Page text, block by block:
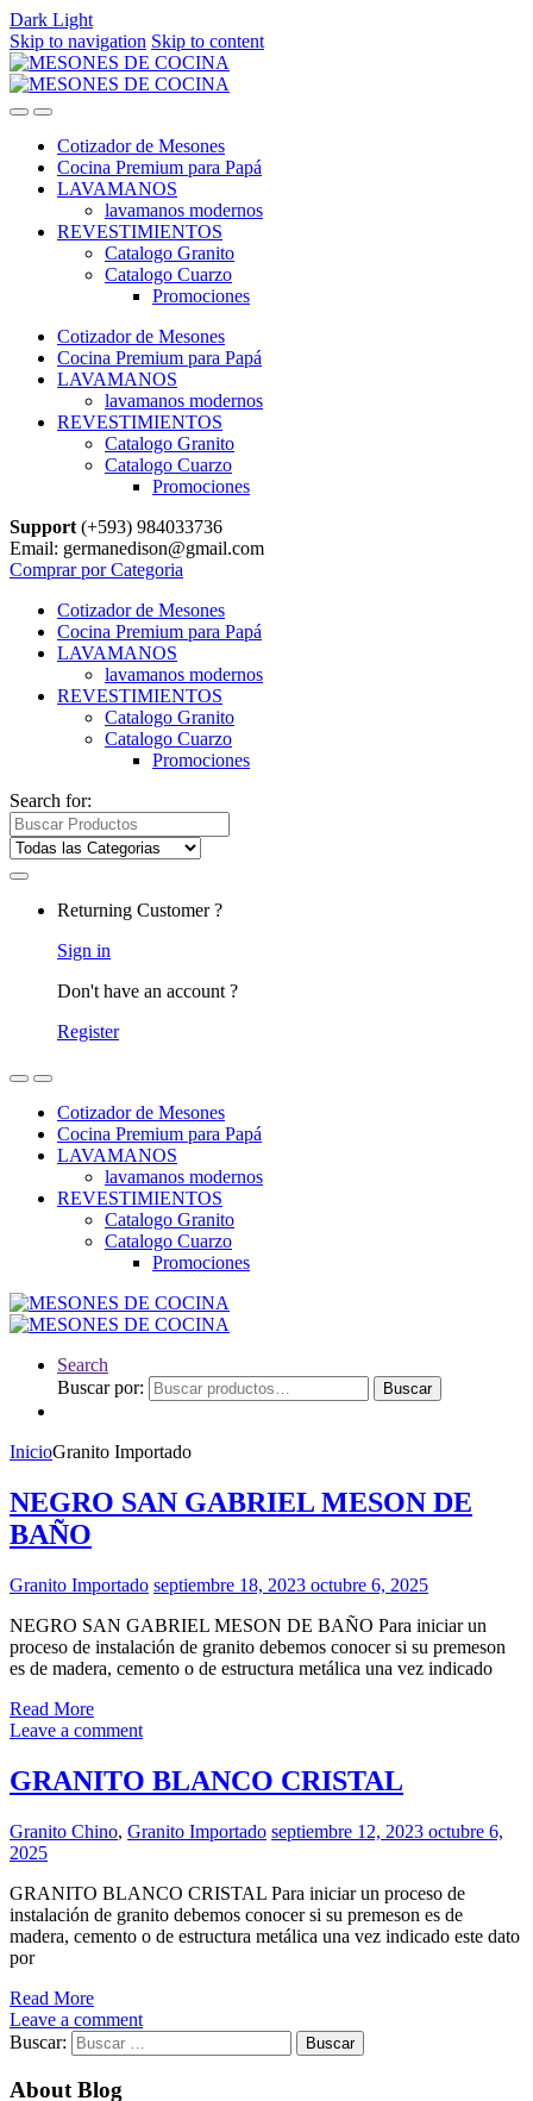
Dark Light
Skip to navigation Skip to content
Cotizador de Mesones
Cocina Premium para Papá
LAVAMANOS
lavamanos modernos
REVESTIMIENTOS
Catalogo Granito
Catalogo Cuarzo
Promociones
Cotizador de Mesones
Cocina Premium para Papá
LAVAMANOS
lavamanos modernos
REVESTIMIENTOS
Catalogo Granito
Catalogo Cuarzo
Promociones
Support (+593) 984033736
Email: germanedison@gmail.com
Comprar por Categoria
Cotizador de Mesones
Cocina Premium para Papá
LAVAMANOS
lavamanos modernos
REVESTIMIENTOS
Catalogo Granito
Catalogo Cuarzo
Promociones
Search for:
Returning Customer ?
Sign in
Don't have an account ?
Register
Cotizador de Mesones
Cocina Premium para Papá
LAVAMANOS
lavamanos modernos
REVESTIMIENTOS
Catalogo Granito
Catalogo Cuarzo
Promociones
Search
Buscar por:
Buscar
InicioGranito Importado
NEGRO SAN GABRIEL MESON DE
BAÑO
Granito Importado septiembre 18, 2023 octubre 6, 2025
NEGRO SAN GABRIEL MESON DE BAÑO Para iniciar un
proceso de instalación de granito debemos conocer si su premeson
es de madera, cemento o de estructura metálica una vez indicado
Read More
Leave a comment
GRANITO BLANCO CRISTAL
Granito Chino, Granito Importado septiembre 12, 2023 octubre 6,
2025
GRANITO BLANCO CRISTAL Para iniciar un proceso de
instalación de granito debemos conocer si su premeson es de
madera, cemento o de estructura metálica una vez indicado este dato
por
Read More
Leave a comment
Buscar:
About Blog